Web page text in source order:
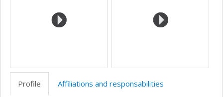
Profile Affiliations and responsabilities